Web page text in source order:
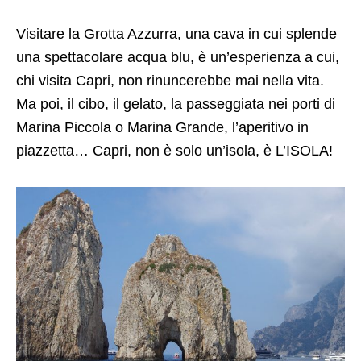
Visitare la Grotta Azzurra, una cava in cui splende
una spettacolare acqua blu, è un’esperienza a cui,
chi visita Capri, non rinuncerebbe mai nella vita.
Ma poi, il cibo, il gelato, la passeggiata nei porti di
Marina Piccola o Marina Grande, l’aperitivo in
piazzetta… Capri, non è solo un’isola, è L’ISOLA!